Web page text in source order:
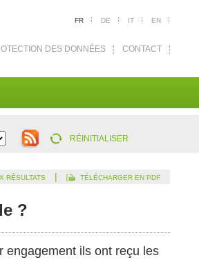
FR DE IT EN
DES DONNÉES CONTACT
RÉINITIALISER
RÉSULTATS | TÉLÉCHARGER EN PDF
?
engagement ils ont reçu les